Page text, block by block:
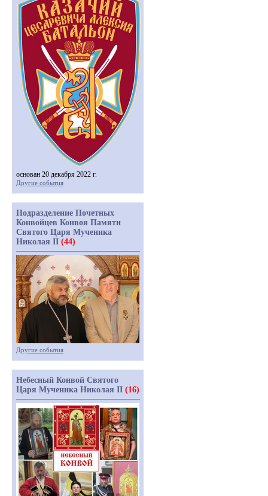
основан 20 декабря 2022 г.
Другие события
Подразделение Почетных
Конвойцев Конвоя Памяти
Святого Царя Мученика
Николая II (44)
Другие события
Небесный Конвой Святого
Царя Мученика Николая II (16)